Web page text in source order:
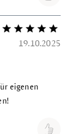
Bewertung mit 5
19.10.2025
eigenen